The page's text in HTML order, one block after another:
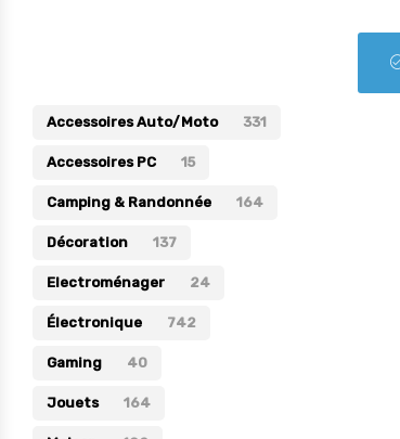
Décoration
Electroménager
Électronique
Jouets
Maison
Maternité
Outillages & Bricolage
Packs
Accessoires Auto/Moto 331
Accessoires PC 15
Camping & Randonnée 164
Décoration 137
Electroménager 24
Électronique 742
Gaming 40
Jouets 164